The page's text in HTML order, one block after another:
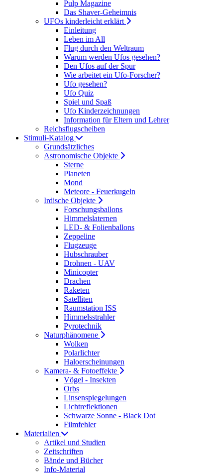
Pulp Magazine
Das Shaver-Geheimnis
UFOs kinderleicht erklärt
Einleitung
Leben im All
Flug durch den Weltraum
Warum werden Ufos gesehen?
Den Ufos auf der Spur
Wie arbeitet ein Ufo-Forscher?
Ufo gesehen?
Ufo Quiz
Spiel und Spaß
Ufo Kinderzeichnungen
Information für Eltern und Lehrer
Reichsflugscheiben
Stimuli-Katalog
Grundsätzliches
Astronomische Objekte
Sterne
Planeten
Mond
Meteore - Feuerkugeln
Irdische Objekte
Forschungsballons
Himmelslaternen
LED- & Folienballons
Zeppeline
Flugzeuge
Hubschrauber
Drohnen - UAV
Minicopter
Drachen
Raketen
Satelliten
Raumstation ISS
Himmelsstrahler
Pyrotechnik
Naturphänomene
Wolken
Polarlichter
Haloerscheinungen
Kamera- & Fotoeffekte
Vögel - Insekten
Orbs
Linsenspiegelungen
Lichtreflektionen
Schwarze Sonne - Black Dot
Filmfehler
Materialien
Artikel und Studien
Zeitschriften
Bände und Bücher
Info-Material